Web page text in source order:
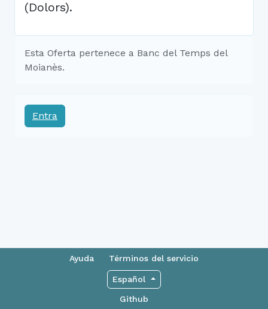
(Dolors).
Esta Oferta pertenece a Banc del Temps del
Moianès.
Entra
Ayuda Términos del servicio
Español
Github